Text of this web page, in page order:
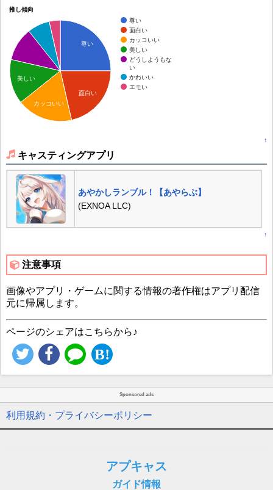
推し傾向
尊い
面白い
カッコいい
美しい
どうしようもな
い
かわいい
エモい
尊い
面白い
美しい
カッコいい
↑
キャスティングアプリ
あやかしランブル！【あやらぶ】
(EXNOA LLC)
↑
注意事項
画像やアプリ・ゲームに関する情報の著作権はアプリ配信
元に帰属します。
ページのシェアはこちらから♪
Sponsored ads
利用規約・プライバシーポリシー
アプキャス
ガイド情報